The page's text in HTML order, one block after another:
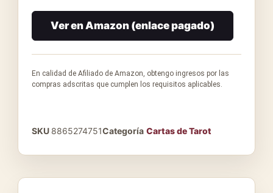
Ver en Amazon (enlace pagado)
En calidad de Afiliado de Amazon, obtengo ingresos por las
compras adscritas que cumplen los requisitos aplicables.
SKU 8865274751Categoría Cartas de Tarot